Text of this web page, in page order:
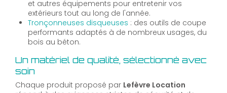
et autres équipements pour entretenir vos
extérieurs tout au long de l'année.
Tronçonneuses disqueuses : des outils de coupe
performants adaptés à de nombreux usages, du
bois au béton.
Un matériel de qualité, sélectionné avec
soin
Chaque produit proposé par Lefèvre Location